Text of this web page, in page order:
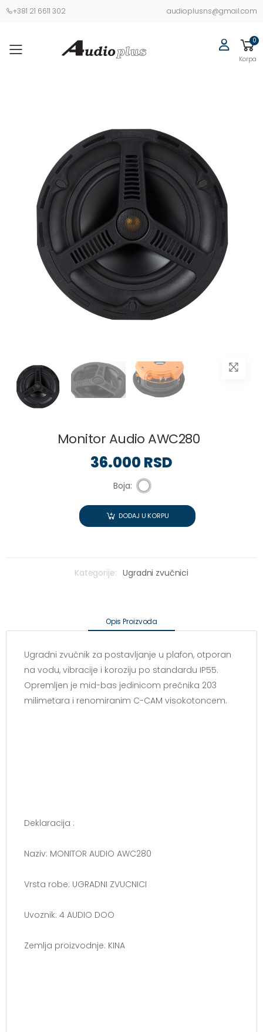
+381 21 6611 302 audioplusns@gmail.com
0
Korpa
Monitor Audio AWC280
36.000 RSD
Boja:
DODAJ U KORPU
Kategorije: Ugradni zvučnici
Opis Proizvoda
Ugradni zvučnik za postavljanje u plafon, otporan
na vodu, vibracije i koroziju po standardu IP55.
Opremljen je mid-bas jedinicom prečnika 203
milimetara i renomiranim C-CAM visokotoncem.
Deklaracija :
Naziv: MONITOR AUDIO AWC280
Vrsta robe: UGRADNI ZVUCNICI
Uvoznik: 4 AUDIO DOO
Zemlja proizvodnje: KINA